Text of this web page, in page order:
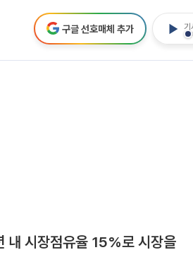
기
구글 선호매체 추가
내 시장점유율 15%로 시장을